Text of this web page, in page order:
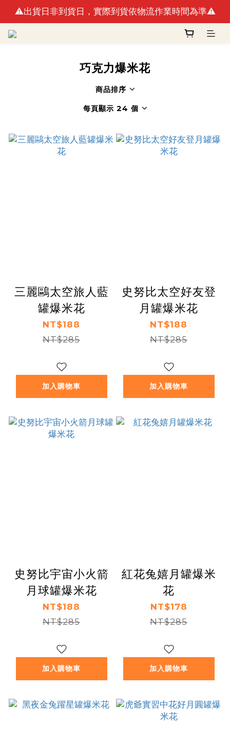
🚛最快出貨日預計8/10(一)(例假日不出貨)
⚠️出貨日非到貨日，實際到貨依物流作業時間為準⚠️
🚛最快出貨日預計8/10(一)(例假日不出貨)
巧克力爆米花
商品排序
每頁顯示 24 個
三麗鷗太空旅人藍
罐爆米花
NT$188
NT$285
加入購物車
史努比太空好友登
月罐爆米花
NT$188
NT$285
加入購物車
史努比宇宙小火箭
月球罐爆米花
NT$188
NT$285
加入購物車
紅花兔嬉月罐爆米
花
NT$178
NT$285
加入購物車